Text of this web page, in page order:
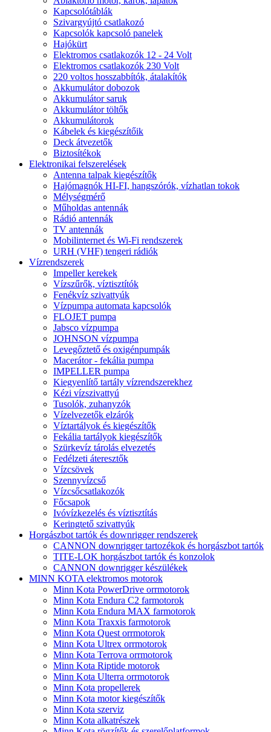
Kapcsolótáblák
Szivargyújtó csatlakozó
Kapcsolók kapcsoló panelek
Hajókürt
Elektromos csatlakozók 12 - 24 Volt
Elektromos csatlakozók 230 Volt
220 voltos hosszabbítók, átalakítók
Akkumulátor dobozok
Akkumulátor saruk
Akkumulátor töltők
Akkumulátorok
Kábelek és kiegészítőik
Deck átvezetők
Biztosítékok
Elektronikai felszerelések
Antenna talpak kiegészítők
Hajómagnók HI-FI, hangszórók, vízhatlan tokok
Mélységmérő
Műholdas antennák
Rádió antennák
TV antennák
Mobilinternet és Wi-Fi rendszerek
URH (VHF) tengeri rádiók
Vízrendszerek
Impeller kerekek
Vízszűrők, víztisztítók
Fenékvíz szivattyúk
Vízpumpa automata kapcsolók
FLOJET pumpa
Jabsco vízpumpa
JOHNSON vízpumpa
Levegőztető és oxigénpumpák
Macerátor - fekália pumpa
IMPELLER pumpa
Kiegyenlítő tartály vízrendszerekhez
Kézi vízszivattyú
Tusolók, zuhanyzók
Vízelvezetők elzárók
Víztartályok és kiegészítők
Fekália tartályok kiegészítők
Szürkevíz tárolás elvezetés
Fedélzeti áteresztők
Vízcsövek
Szennyvízcső
Vízcsőcsatlakozók
Főcsapok
Ivóvízkezelés és víztisztítás
Keringtető szivattyúk
Horgászbot tartók és downrigger rendszerek
CANNON downrigger tartozékok és horgászbot tartók
TITE-LOK horgászbot tartók és konzolok
CANNON downrigger készülékek
MINN KOTA elektromos motorok
Minn Kota PowerDrive orrmotorok
Minn Kota Endura C2 farmotorok
Minn Kota Endura MAX farmotorok
Minn Kota Traxxis farmotorok
Minn Kota Quest orrmotorok
Minn Kota Ultrex orrmotorok
Minn Kota Terrova orrmotorok
Minn Kota Riptide motorok
Minn Kota Ulterra orrmotorok
Minn Kota propellerek
Minn Kota motor kiegészítők
Minn Kota szerviz
Minn Kota alkatrészek